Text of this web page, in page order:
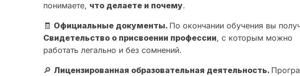
понимаете, что делаете и почему.
🧾 Официальные документы. По окончании обучения вы
Свидетельство о присвоении профессии, с которым можно
работать легально и без сомнений.
🔎 Лицензированная образовательная деятельность.